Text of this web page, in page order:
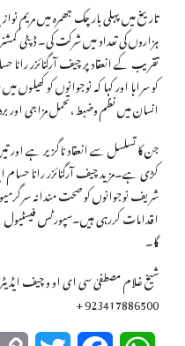
تاریخ میں پہلی بار چک جھمرہ میں مریم
ہزاروں کی تعداد میں شرکت کی۔ ڈپٹی
تقریب کے انعقاد پر چیف آرگنائزر
کو سراہا اور کہا کہ نوجوانوں کو
انسان میں نظم وضبط،تحمل مزاجی اور
جن کا تسلسل سے انعقاد ناگزیر ہے اور
کڑی ہے۔مزید چیف آرگنائزر رانا حسام
شریف نوجوانوں کو صحت مندانہ
اقدامات کررہی ہیں۔سپورٹس
گا۔
شیخ غلام مصطفیٰ سی ای او و چیف
923417886500 +